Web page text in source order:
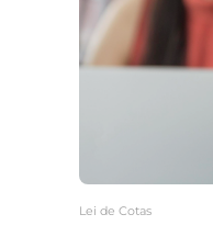
Lei de Cotas